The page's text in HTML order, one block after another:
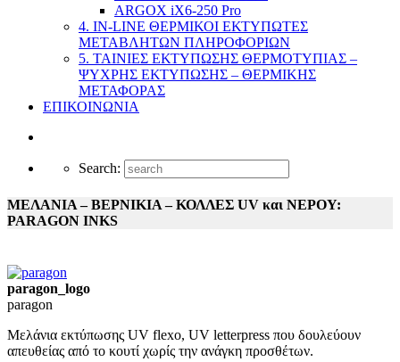
ARGOX iX6-250 Pro
4. IN-LINE ΘΕΡΜΙΚΟΙ ΕΚΤΥΠΩΤΕΣ
ΜΕΤΑΒΛΗΤΩΝ ΠΛΗΡΟΦΟΡΙΩΝ
5. ΤΑΙΝΙΕΣ ΕΚΤΥΠΩΣΗΣ ΘΕΡΜΟΤΥΠΙΑΣ –
ΨΥΧΡΗΣ ΕΚΤΥΠΩΣΗΣ – ΘΕΡΜΙΚΗΣ
ΜΕΤΑΦΟΡΑΣ
ΕΠΙΚΟΙΝΩΝΙΑ
Search:
ΜΕΛΑΝΙΑ – ΒΕΡΝΙΚΙΑ – ΚΟΛΛΕΣ UV και ΝΕΡΟΥ:
PARAGON INKS
paragon_logo
paragon
Μελάνια εκτύπωσης UV flexo, UV letterpress που δουλεύουν
απευθείας από το κουτί χωρίς την ανάγκη προσθέτων.